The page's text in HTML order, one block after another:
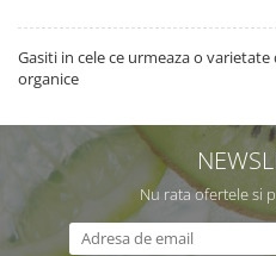
Gasiti in cele ce urmeaza o
organice
Nu rata ofertele si